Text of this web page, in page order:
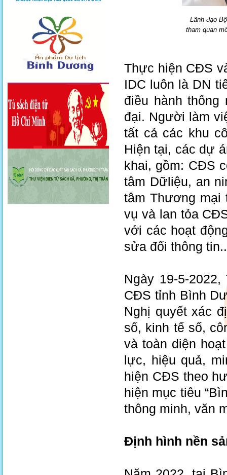
Lãnh đạo
tham quan
Thực hiện CĐS
IDC luôn là DN
điều hành
đại. Người làm
tất cả các khu
Hiện tại, các dự
khai, gồm: CĐS
tâm Dữliệu, an
tâm Thương mại
vụ và lan tỏa
với các hoạt
sửa đổi thông
Ngày 19-5-
CĐS tỉnh Bình
Nghị quyết xác
số, kinh tế số,
và toàn diện
lực, hiệu quả,
hiện CĐS theo
hiện mục tiêu
thông minh, văn
Định hình nền